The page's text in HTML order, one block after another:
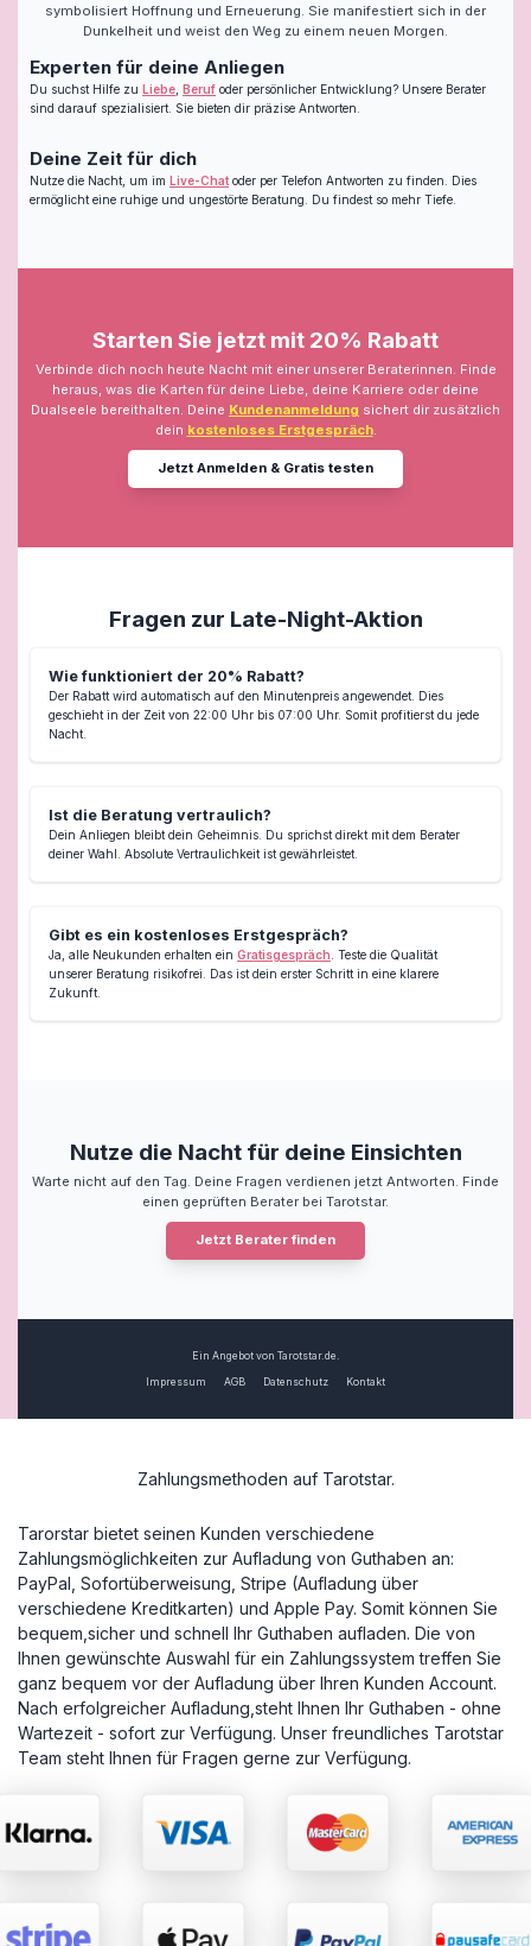
symbolisiert Hoffnung und Erneuerung. Sie manifestiert sich in der
Dunkelheit und weist den Weg zu einem neuen Morgen.
Experten für deine Anliegen
Du suchst Hilfe zu Liebe Beruf oder persönlicher Entwicklung? Unsere Berater
sind darauf spezialisiert. Sie bieten dir präzise Antworten.
Deine Zeit für dich
Nutze die Nacht, um im Live-Chat oder per Telefon Antworten zu finden. Dies
ermöglicht eine ruhige und ungestörte Beratung. Du findest so mehr Tiefe.
Starten Sie jetzt mit 20% Rabatt
Verbinde dich noch heute Nacht mit einer unserer Beraterinnen. Finde
heraus, was die Karten für deine Liebe, deine Karriere oder deine
Dualseele bereithalten. Deine Kundenanmeldung sichert dir zusätzlich
dein kostenloses Erstgespräch.
Jetzt Anmelden & Gratis testen
Fragen zur Late-Night-Aktion
Wie funktioniert der 20% Rabatt?
Der Rabatt wird automatisch auf den Minutenpreis angewendet. Dies
geschieht in der Zeit von 22:00 Uhr bis 07:00 Uhr. Somit profitierst du jede
Nacht.
Ist die Beratung vertraulich?
Dein Anliegen bleibt dein Geheimnis. Du sprichst direkt mit dem Berater
deiner Wahl. Absolute Vertraulichkeit ist gewährleistet.
Gibt es ein kostenloses Erstgespräch?
Ja, alle Neukunden erhalten ein Gratisgespräch . Teste die Qualität
unserer Beratung risikofrei. Das ist dein erster Schritt in eine klarere
Zukunft.
Nutze die Nacht für deine Einsichten
Warte nicht auf den Tag. Deine Fragen verdienen jetzt Antworten. Finde
einen geprüften Berater bei Tarotstar.
Jetzt Berater finden
Ein Angebot von Tarotstar.de.
Impressum AGB Datenschutz Kontakt
Zahlungsmethoden auf Tarotstar.
Tarorstar bietet seinen Kunden verschiedene
Zahlungsmöglichkeiten zur Aufladung von Guthaben an:
PayPal, Sofortüberweisung, Stripe (Aufladung über
verschiedene Kreditkarten) und Apple Pay. Somit können Sie
bequem,sicher und schnell Ihr Guthaben aufladen. Die von
Ihnen gewünschte Auswahl für ein Zahlungssystem treffen Sie
ganz bequem vor der Aufladung über Ihren Kunden Account.
Nach erfolgreicher Aufladung,steht Ihnen Ihr Guthaben - ohne
Wartezeit - sofort zur Verfügung. Unser freundliches Tarotstar
Team steht Ihnen für Fragen gerne zur Verfügung.